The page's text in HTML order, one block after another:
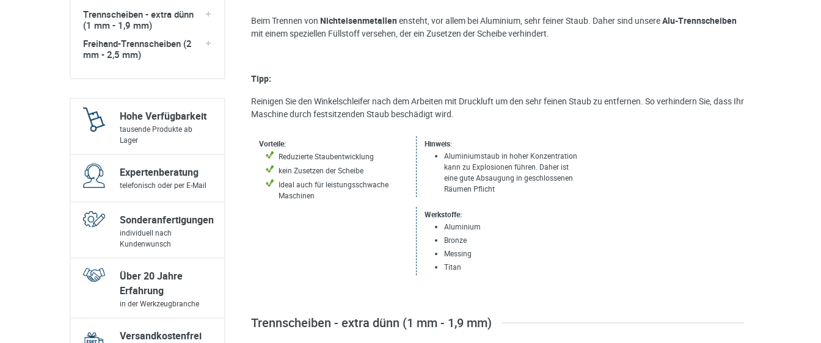
Trennscheiben - extra dünn
(1 mm - 1,9 mm)
Freihand-Trennscheiben (2
mm - 2,5 mm)
Hohe Verfügbarkeit
tausende Produkte ab
Lager
Expertenberatung
telefonisch oder per E-Mail
Sonderanfertigungen
individuell nach
Kundenwunsch
Über 20 Jahre
Erfahrung
in der Werkzeugbranche
Versandkostenfrei
Beim Trennen von Nichteisenmetallen ensteht, vor allem bei Aluminium, sehr feiner Staub. Daher sind unsereAlu-Trennscheiben
mit einem speziellen Füllstoff versehen, der ein Zusetzen der Scheibe verhindert.
Tipp:
Reinigen Sie den Winkelschleifer nach dem Arbeiten mit Druckluft um den sehr feinen Staub zu entfernen. So verhindern Sie, dass Ihr
Maschine durch festsitzenden Staub beschädigt wird.
Vorteile:
Reduzierte Staubentwicklung
kein Zusetzen der Scheibe
Ideal auch für leistungsschwache
Maschinen
Hinweis:
Aluminiumstaub in hoher Konzentration
kann zu Explosionen führen. Daher ist
eine gute Absaugung in geschlossenen
Räumen Pflicht
Werkstoffe:
Aluminium
Bronze
Messing
Titan
Trennscheiben - extra dünn (1 mm - 1,9 mm)